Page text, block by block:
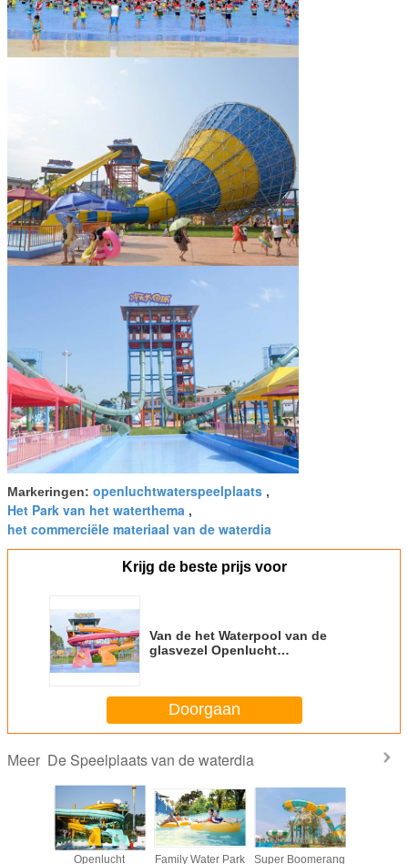
Markeringen: openluchtwaterspeelplaats ,
Het Park van het waterthema ,
het commerciële materiaal van de waterdia
Krijg de beste prijs voor
Van de het Waterpool van de
glasvezel Openlucht
Doorgaan
Meer De Speelplaats van de waterdia
Openlucht Family Water Park Super Boomerang